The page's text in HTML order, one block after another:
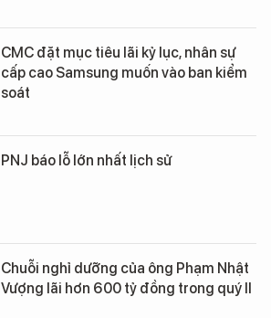
CMC đặt mục tiêu lãi kỷ lục, nhân sự
cấp cao Samsung muốn vào ban kiểm
soát
PNJ báo lỗ lớn nhất lịch sử
Chuỗi nghỉ dưỡng của ông Phạm Nhật
Vượng lãi hơn 600 tỷ đồng trong quý II